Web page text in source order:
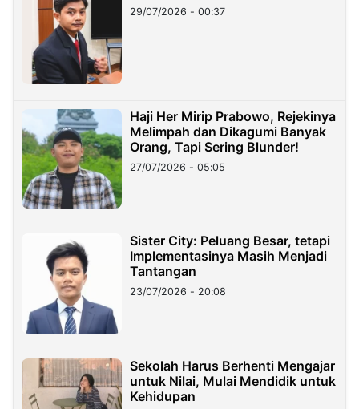
29/07/2026 - 00:37
Haji Her Mirip Prabowo, Rejekinya
Melimpah dan Dikagumi Banyak
Orang, Tapi Sering Blunder!
27/07/2026 - 05:05
Sister City: Peluang Besar, tetapi
Implementasinya Masih Menjadi
Tantangan
23/07/2026 - 20:08
Sekolah Harus Berhenti Mengajar
untuk Nilai, Mulai Mendidik untuk
Kehidupan